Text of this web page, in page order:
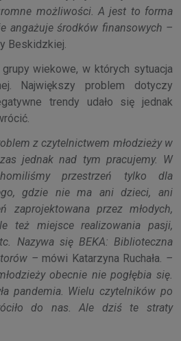
możliwości. A jest to forma
angażuje środków finansowych –
Beskidzkiej.
wiekowe, w których sytuacja
Największy problem dotyczy
trendy udało się jednak
z czytelnictwem młodzieży w
jednak nad tym pracujemy. W
przestrzeń tylko dla
gdzie nie ma ani dzieci, ani
zaprojektowana przez młodych,
też miejsce realizowania pasji,
Nazywa się BEKA: Biblioteczna
– mówi Katarzyna Ruchała. –
obecnie nie pogłębia się.
pandemia. Wielu czytelników po
do nas. Ale dziś te straty